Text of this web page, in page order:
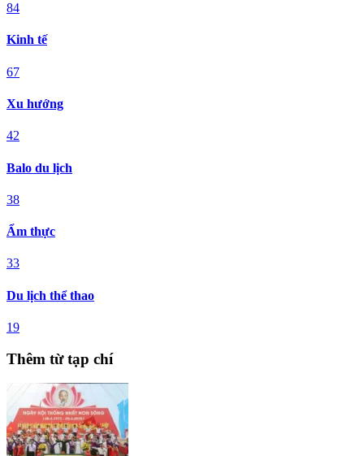
84
Kinh tế
67
Xu hướng
42
Balo du lịch
38
Ẩm thực
33
Du lịch thể thao
19
Thêm từ tạp chí